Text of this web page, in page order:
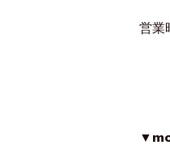
営業
レ
イ
※